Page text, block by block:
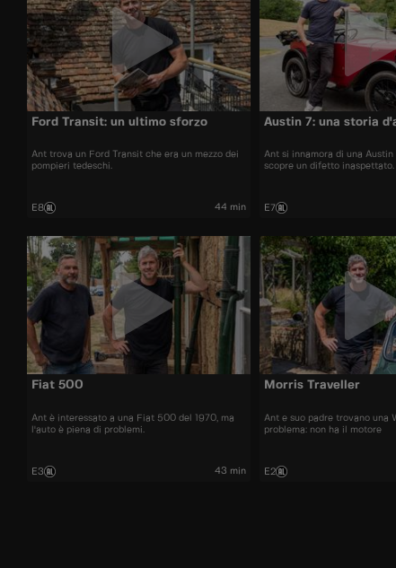
Ford Transit: un ultimo sforzo
Ant trova un Ford Transit che era un mezzo dei
pompieri tedeschi.
E8 44 min
Austin 7: una storia
Ant si innamora di una Austin
scopre un difetto inaspettato.
E7
Fiat 500
Ant è interessato a una Fiat 500 del 1970, ma
l'auto è piena di problemi.
E3 43 min
Morris Traveller
Ant e suo padre trovano una
problema: non ha il motore
E2